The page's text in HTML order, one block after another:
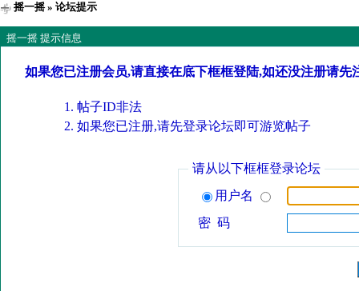
摇一摇» 论坛提示
摇一摇 提示信息
如果您已注册会员,请直接在底下框框登陆,如还没注册请先
帖子ID非法
如果您已注册,请先登录论坛即可游览帖子
请从以下框框登录论坛
用户名
密 码